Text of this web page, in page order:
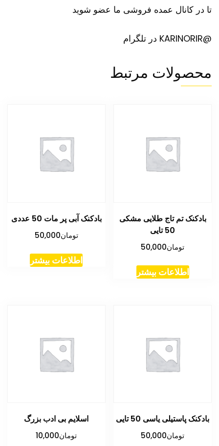
تا در کانال عمده فروشی ما عضو شوید
@KARINORIR در تلگرام
محصولات مرتبط
بادکنک تم تاج طلایی مشکی
50 تایی
تومان50,000
اطلاعات بیشتر
بادکنک آبی پر مات 50 عددی
تومان50,000
اطلاعات بیشتر
بادکنک پاستیلی یاسی 50 تایی
تومان50,000
اسلایم بی ادب بزرگ
تومان10,000